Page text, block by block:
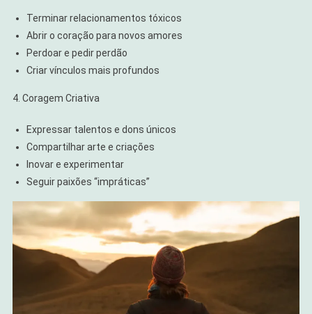
Terminar relacionamentos tóxicos
Abrir o coração para novos amores
Perdoar e pedir perdão
Criar vínculos mais profundos
4. Coragem Criativa
Expressar talentos e dons únicos
Compartilhar arte e criações
Inovar e experimentar
Seguir paixões “impráticas”